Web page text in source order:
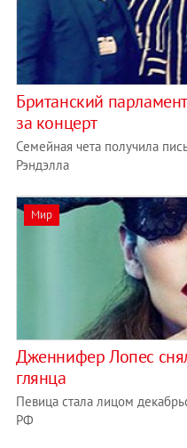
Британский
за концерт
Семейная чета получила
Рэндэлла
Мир
Дженнифер Лопес
глянца
Певица стала лицом
РФ